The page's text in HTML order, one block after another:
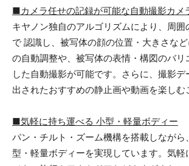
■カメラ任せの記録が可能な自動撮影カメ
キヤノン独自のアルゴリズムにより、周囲
で 認識し、被写体の顔の位置・大きさな
の自動調整や、被写体の表情・構図のバリ
した自動撮影が可能です。さらに、撮影デ
出されたおすすめの静止画や動画を楽しむ
■気軽に持ち運べる 小型・軽量ボディー
パン・チルト・ズーム機構を搭載しなが
型・軽量ボディーを実現しています。気軽